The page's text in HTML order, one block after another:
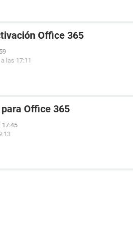
Office 365
las 17:11
Office 365
17:45